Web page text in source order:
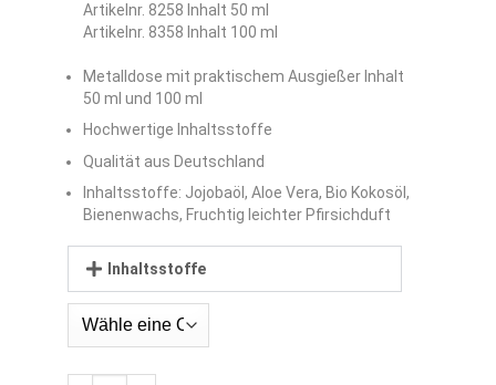
Artikelnr. 8258 Inhalt 50 ml
Artikelnr. 8358 Inhalt 100 ml
Metalldose mit praktischem Ausgießer Inhalt
50 ml und 100 ml
Hochwertige Inhaltsstoffe
Qualität aus Deutschland
Inhaltsstoffe: Jojobaöl, Aloe Vera, Bio Kokosöl,
Bienenwachs, Fruchtig leichter Pfirsichduft
Inhaltsstoffe